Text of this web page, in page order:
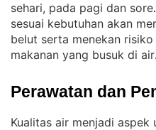
sehari, pada pagi dan sore.
sesuai kebutuhan akan
belut serta menekan
makanan yang busuk di air.
Perawatan dan
Kualitas air menjadi